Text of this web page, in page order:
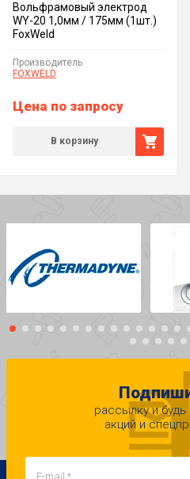
Вольфрамовый электрод
WY-20 1,0мм / 175мм (1шт.)
FoxWeld
Производитель
FOXWELD
Цена по запросу
В корзину
рассылку и будь
акций и